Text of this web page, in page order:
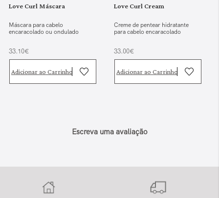
Love Curl Máscara
Máscara para cabelo
encaracolado ou ondulado
33.10€
Adicionar ao Carrinho
Love Curl Cream
Creme de pentear hidratante
para cabelo encaracolado
33.00€
Adicionar ao Carrinho
Escreva uma avaliação